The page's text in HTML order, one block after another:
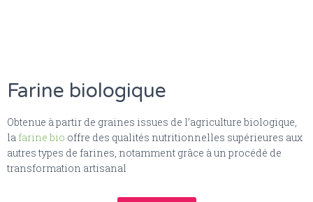
Farine biologique
Obtenue à partir de graines issues de l’agriculture biologique,
la farine bio offre des qualités nutritionnelles supérieures aux
autres types de farines, notamment grâce à un procédé de
transformation artisanal